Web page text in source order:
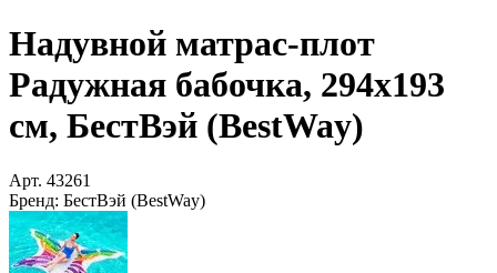
Надувной матрас-плот
Радужная бабочка, 294x193
см, БестВэй (BestWay)
Арт. 43261
Бренд: БестВэй (BestWay)